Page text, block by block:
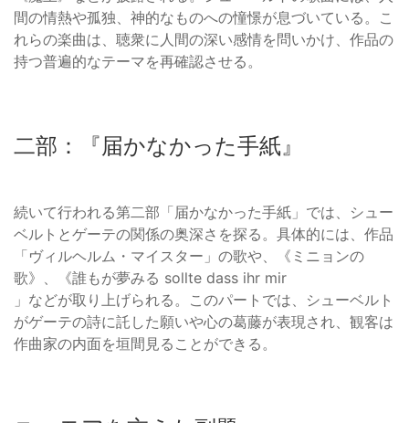
間の情熱や孤独、神的なものへの憧憬が息づいている。こ
れらの楽曲は、聴衆に人間の深い感情を問いかけ、作品の
持つ普遍的なテーマを再確認させる。
二部：『届かなかった手紙』
続いて行われる第二部「届かなかった手紙」では、シュー
ベルトとゲーテの関係の奥深さを探る。具体的には、作品
「ヴィルヘルム・マイスター」の歌や、《ミニョンの
歌》、《誰もが夢みる sollte dass ihr mir
」などが取り上げられる。このパートでは、シューベルト
がゲーテの詩に託した願いや心の葛藤が表現され、観客は
作曲家の内面を垣間見ることができる。